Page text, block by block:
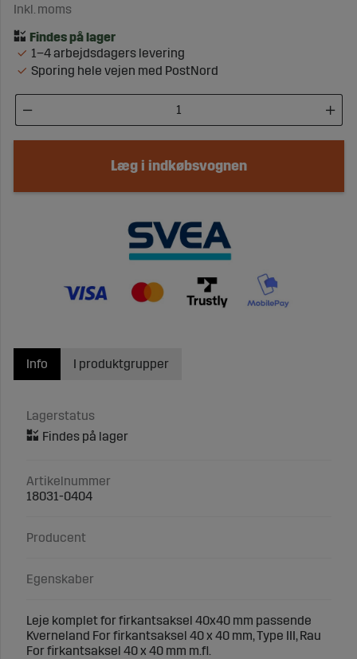
Inkl. moms
1–4 arbejdsdagers levering
Sporing hele vejen med PostNord
Læg i indkøbsvognen
Info
Lagerstatus
Artikelnummer
18031-0404
Producent
Egenskaber
Leje komplet for firkantsaksel 40x40 mm passende
Kverneland For firkantsaksel 40 x 40 mm, Type III, Rau
For firkantsaksel 40 x 40 mm m.fl.
I produktgrupper